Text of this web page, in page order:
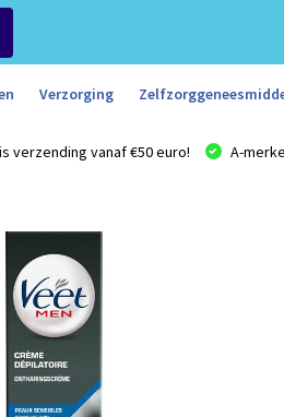
Verzorging
verzending vanaf €50 euro! A-